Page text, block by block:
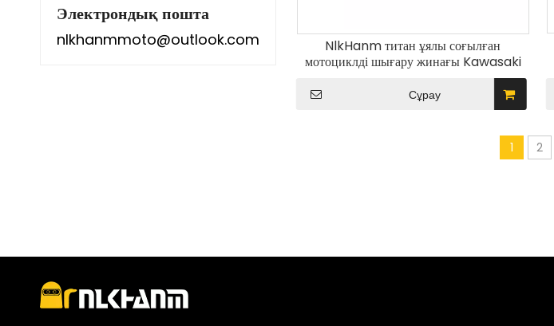
Электрондық пошта
nlkhanmmoto@outlook.com
NlkHanm титан ұялы соғылған
мотоциклді шығару жинағы Kawasaki
Zx6r 636 ZX6R ZX-6R 2021-2024
Сұрау
1 2